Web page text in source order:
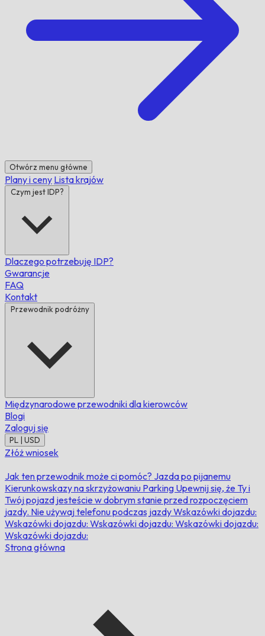
Otwórz menu główne
Plany i ceny Lista krajów
Czym jest IDP?
Dlaczego potrzebuję IDP?
Gwarancje
FAQ
Kontakt
Przewodnik podróżny
Międzynarodowe przewodniki dla kierowców
Blogi
Zaloguj się
PL | USD
Złóż wniosek
Jak ten przewodnik może ci pomóc? Jazda po pijanemu
Kierunkowskazy na skrzyżowaniu Parking Upewnij się, że Ty i
Twój pojazd jesteście w dobrym stanie przed rozpoczęciem
jazdy. Nie używaj telefonu podczas jazdyWskazówki dojazdu:
Wskazówki dojazdu: Wskazówki dojazdu: Wskazówki dojazdu:
Wskazówki dojazdu:
Strona główna